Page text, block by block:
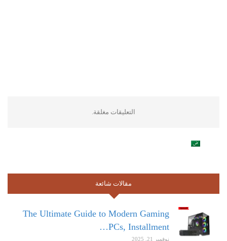
التعليقات مغلقة.
مقالات شائعة
The Ultimate Guide to Modern Gaming
PCs, Installment…
نوفمبر 21, 2025